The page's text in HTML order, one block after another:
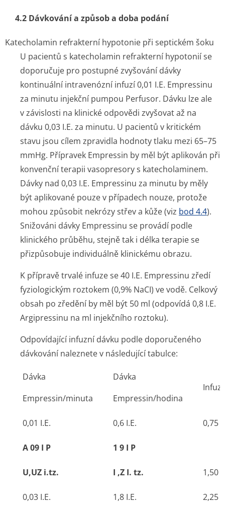
4.2 Dávkování a způsob a doba podání
Katecholamin refrakterní hypotonie při septickém šoku
U pacientů s katecholamin refrakterní hypotonií se
doporučuje pro postupné zvyšování dávky
kontinuální intravenózní infuzí 0,01 I.E. Empressinu
za minutu injekční pumpou Perfusor. Dávku lze ale
v závislosti na klinické odpovědi zvyšovat až na
dávku 0,03 I.E. za minutu. U pacientů v kritickém
stavu jsou cílem zpravidla hodnoty tlaku mezi 65–75
mmHg. Přípravek Empressin by měl být aplikován při
konvenční terapii vasopresory s katecholaminem.
Dávky nad 0,03 I.E. Empressinu za minutu by měly
být aplikované pouze v případech nouze, protože
mohou způsobit nekrózy střev a kůže (viz bod 4.4).
Snižováni dávky Empressinu se provádí podle
klinického průběhu, stejně tak i délka terapie se
přizpůsobuje individuálně klinickému obrazu.
K přípravě trvalé infuze se 40 I.E. Empressinu zředí
fyziologickým roztokem (0,9% NaCI) ve vodě. Celkový
obsah po zředění by měl být 50 ml (odpovídá 0,8 I.E.
Argipressinu na ml injekčního roztoku).
Odpovídající infuzní dávku podle doporučeného
dávkování naleznete v následující tabulce:
Dávka
Empressin/minuta
Dávka
Empressin/hodina
0,01 I.E. 0,6 I.E. 0,75
A 09 I P 1 9 I P
1,50
U,UZ i.tz. I ,Z I. tz.
0,03 I.E. 1,8 I.E. 2,25